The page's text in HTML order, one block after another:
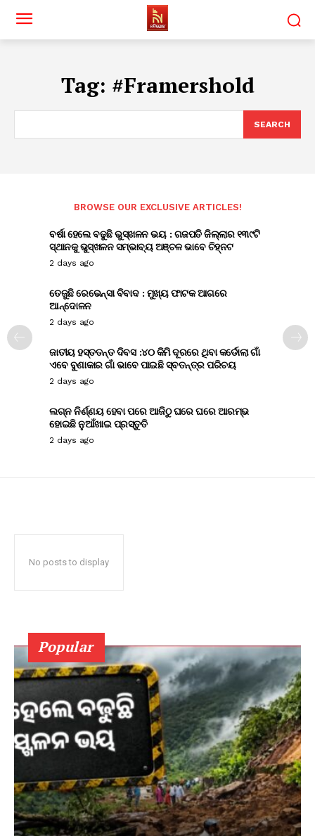
Tag: #Framershold
SEARCH
BROWSE OUR EXCLUSIVE ARTICLES!
ବର୍ଷା ହେଲେ ବଢୁଛି ଭୁସ୍ଖଳନ ଭୟ : ଗଜପତି ଜିଲ୍ଲାର ୧୩୯ଟି
ସ୍ଥାନକୁ ଭୁସ୍ଖଳନ ସମ୍ଭାବ୍ୟ ଅଞ୍ଚଳ ଭାବେ ଚିହ୍ନଟ
2 days ago
ତେଜୁଛି ରେଭେନ୍ସା ବିବାଦ : ମୁଖ୍ୟ ଫାଟକ ଆଗରେ
ଆନ୍ଦୋଳନ
2 days ago
ଜାତୀୟ ହସ୍ତତନ୍ତ ଦିବସ :୪୦ କିମି ଦୂରରେ ଥିବା କର୍ଡୋଲା ଗାଁ
ଏବେ ବୁଣାକାର ଗାଁ ଭାବେ ପାଇଛି ସ୍ବତନ୍ତ୍ର ପରିଚୟ
2 days ago
ଲଗ୍ନ ନିର୍ଣ୍ଣୟ ହେବା ପରେ ଆଜିଠୁ ଘରେ ଘରେ ଆରମ୍ଭ
ହୋଇଛି ନୁଆଁଖାଇ ପ୍ରସ୍ତୁତି
2 days ago
No posts to display
Popular